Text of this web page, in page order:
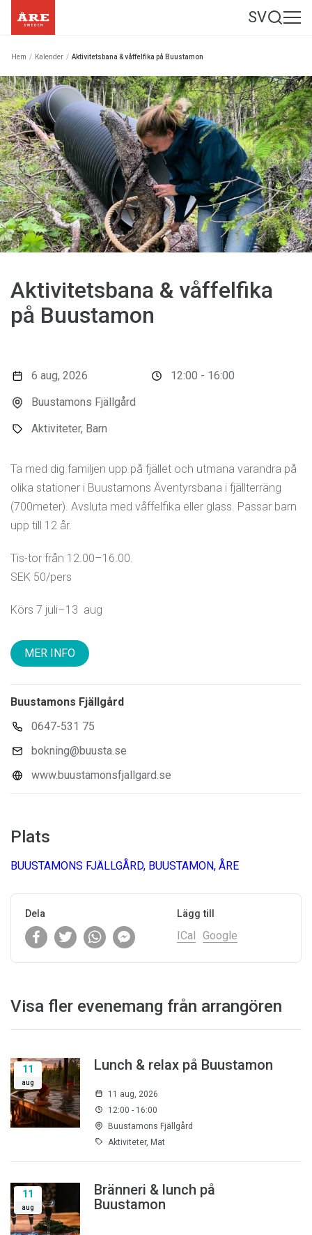
SV
Hem / Kalender / Aktivitetsbana & våffelfika på Buustamon
Aktivitetsbana & våffelfika
på Buustamon
6 aug, 2026
Buustamons Fjällgård
Aktiviteter, Barn
12:00 - 16:00
Ta med dig familjen upp på fjället och utmana varandra på
olika stationer i Buustamons Äventyrsbana i fjällterräng
(700meter). Avsluta med våffelfika eller glass. Passar barn
upp till 12 år.
Tis-tor från 12.00–16.00.
SEK 50/pers
Körs 7 juli–13 aug
MER INFO
Buustamons Fjällgård
0647-531 75
bokning@buusta.se
www.buustamonsfjallgard.se
Plats
BUUSTAMONS FJÄLLGÅRD, BUUSTAMON, ÅRE
Dela Lägg till
ICal Google
Visa fler evenemang från arrangören
11
aug
Lunch & relax på Buustamon
11 aug, 2026
12:00 - 16:00
Buustamons Fjällgård
Aktiviteter, Mat
11
aug
Bränneri & lunch på
Buustamon